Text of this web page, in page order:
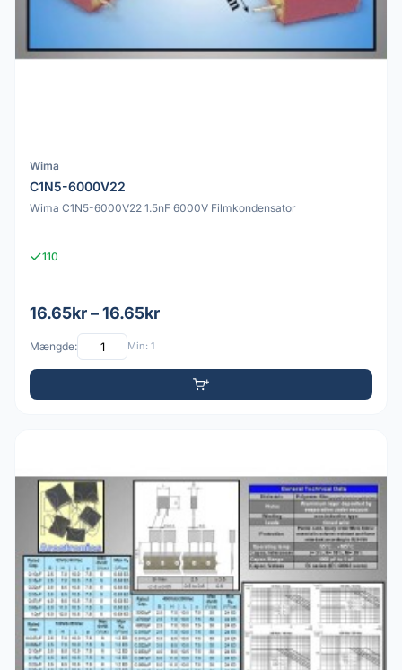
Wima
C1N5-6000V22
Wima C1N5-6000V22 1.5nF 6000V Filmkondensator
110
16.65kr – 16.65kr
Mængde: Min: 1